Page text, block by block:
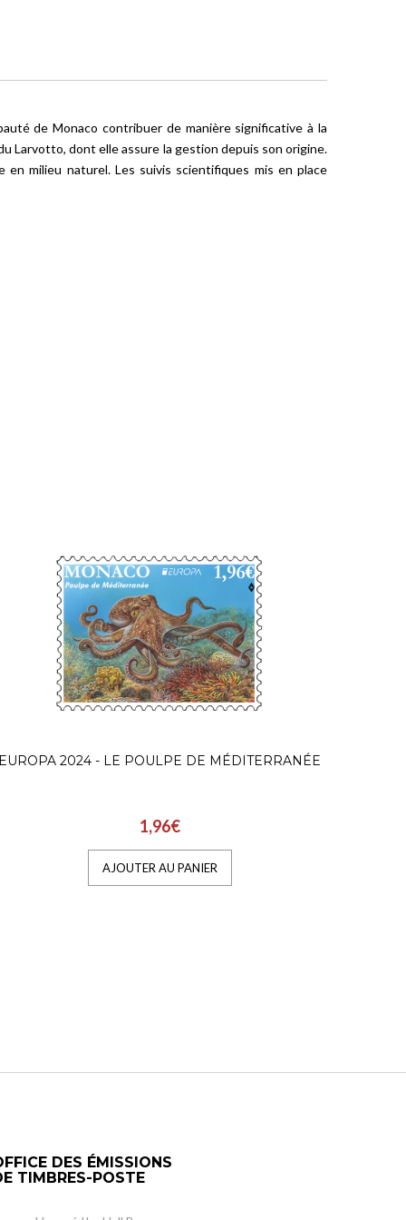
de Monaco contribuer de manière significative à la
Larvotto, dont elle assure la gestion depuis son origine.
milieu naturel. Les suivis scientifiques mis en place
2024 - LE POULPE DE MÉDITERRANÉE
1,96€
AJOUTER AU PANIER
DES ÉMISSIONS
TIMBRES-POSTE